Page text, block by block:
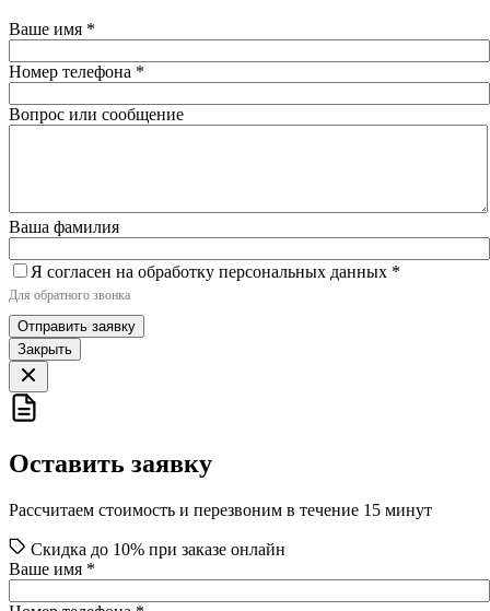
Ваше имя *
Номер телефона *
Вопрос или сообщение
Ваша фамилия
Я согласен на обработку персональных данных *
Для обратного звонка
Отправить заявку
Закрыть
Оставить заявку
Рассчитаем стоимость и перезвоним в течение 15 минут
Скидка до 10% при заказе онлайн
Ваше имя *